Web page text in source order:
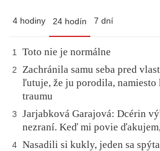
4 hodiny 24 hodín 7 dní
1 Toto nie je normálne
2
Zachránila samu seba pred
ľutuje, že ju porodila, namiesto
traumu
3
Jarjabková Garajová: Dcérin
nezraní. Keď mi povie
4 Nasadili si kukly, jeden sa